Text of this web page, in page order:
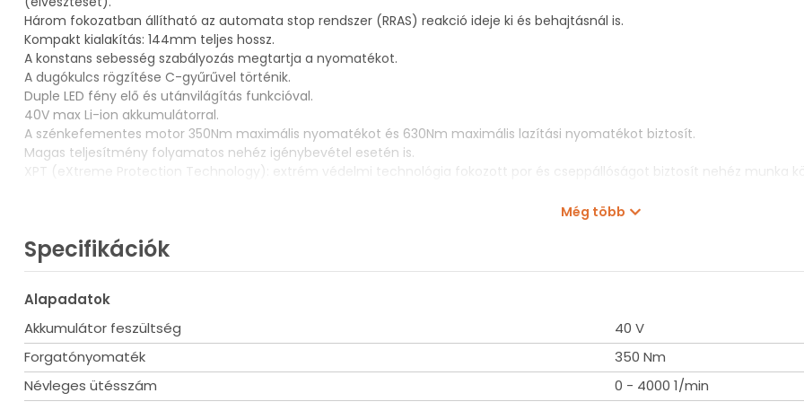
Három fokozatban állítható az automata stop rendszer (RRAS) reakció ideje ki és behajtásnál is.
Kompakt kialakítás: 144mm teljes hossz.
A konstans sebesség szabályozás megtartja a nyomatékot.
A dugókulcs rögzítése C-gyűrűvel történik.
Duple LED fény elő és utánvilágítás funkcióval.
40V max Li-ion akkumulátorral.
A szénkefementes motor 350Nm maximális nyomatékot és 630Nm maximális lazítási nyomatékot biztosít.
Magas teljesítmény folyamatos nehéz igénybevétel esetén is.
XPT (eXtreme Protection Technology): extrém védelmi technológia fokozott por és cseppállóságot biztosít nehéz munka
DC40RA 40V max XGT Li-ion gyorstöltő (191E07-8)
MAKPAC koffer (821550-0)
Akasztóhorog (346317-0)
Műszaki adatok
Akkumulátor 40V max XGT
Befogás típusa 1/2 külső négyszög
Motor BL szénkefementes
Még több
Specifikációk
Alapadatok
Akkumulátor feszültség
40 V
Forgatónyomaték
350 Nm
Névleges ütésszám
0 - 4000 1/min